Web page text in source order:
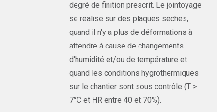
degré de finition prescrit. Le jointoyage
se réalise sur des plaques sèches,
quand il n'y a plus de déformations à
attendre à cause de changements
d'humidité et/ou de température et
quand les conditions hygrothermiques
sur le chantier sont sous contrôle (T >
7°C et HR entre 40 et 70%).